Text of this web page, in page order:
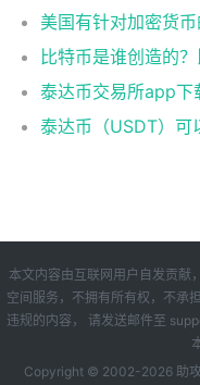
美国有针对加密货
比特币是谁创造的
本文内容由互联网用户自发贡献
空间服务，不拥有所有权，不承
违规的内容， 请发送邮件至
Copyright © 2002-2026 助